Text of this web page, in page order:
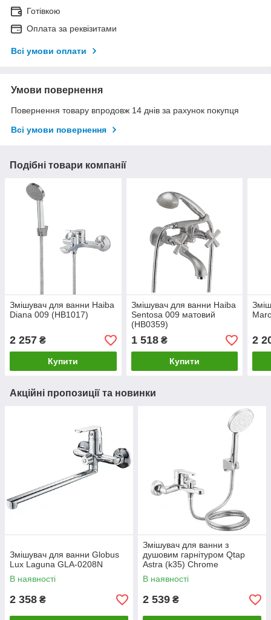
Готівкою
Оплата за реквізитами
Всі умови оплати
Умови повернення
Повернення товару впродовж 14 днів за рахунок покупця
Всі умови повернення
Подібні товари компанії
Змішувач для ванни Haiba
Diana 009 (HB1017)
2 257 ₴
Купити
Змішувач для ванни Haiba
Sentosa 009 матовий
(HB0359)
1 518₴
Купити
2
Акційні пропозиції та новинки
Змішувач для ванни Globus
Lux Laguna GLA-0208N
В наявності
2 358 ₴
Змішувач для ванни з
душовим гарнітуром Qtap
Astra (k35) Chrome
QTAST259CRM49715
В наявності
2 539 ₴